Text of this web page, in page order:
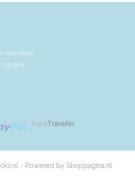
met Haak
Opdruk
- Powered by Shoppagina.nl